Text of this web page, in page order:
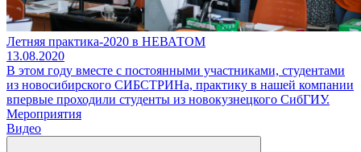
Летняя практика-2020 в НЕВАТОМ
13.08.2020
В этом году вместе с постоянными участниками, студентами
из новосибирского СИБСТРИНа, практику в нашей компании
впервые проходили студенты из новокузнецкого СибГИУ.
Мероприятия
Видео